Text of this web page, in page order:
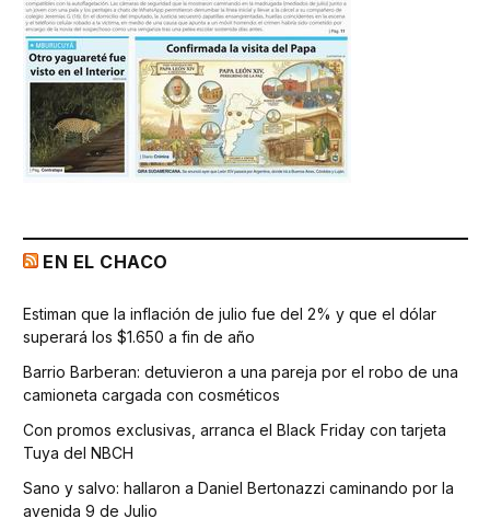
EN EL CHACO
Estiman que la inflación de julio fue del 2% y que el dólar
superará los $1.650 a fin de año
Barrio Barberan: detuvieron a una pareja por el robo de una
camioneta cargada con cosméticos
Con promos exclusivas, arranca el Black Friday con tarjeta
Tuya del NBCH
Sano y salvo: hallaron a Daniel Bertonazzi caminando por la
avenida 9 de Julio